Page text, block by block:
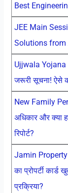
Best
JEE Main
Solutions from
Ujjwala Yojana
जरूरी सूचना! ऐसे
New Family
अधिकार और क्या
रिपोर्ट?
Jamin Property
का प्रोपर्टी
प्रक्रिया?